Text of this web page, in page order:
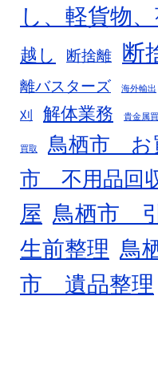
し、軽貨物
越し
断捨離 断
離バスターズ
海外輸出
刈 解体業務 貴金属
買取 鳥栖市 お
市 不用品回
屋 鳥栖市
生前整理 鳥
市 遺品整理